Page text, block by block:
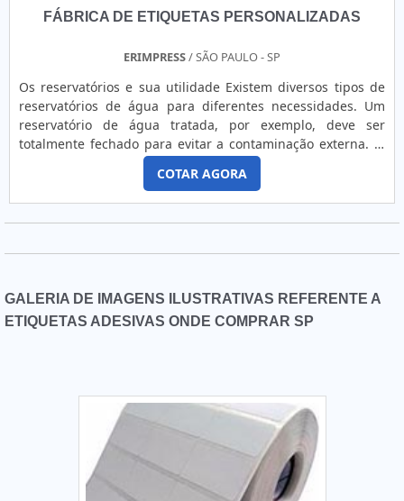
FÁBRICA DE ETIQUETAS PERSONALIZADAS
ERIMPRESS/ SÃO PAULO - SP
Os reservatórios e sua utilidade Existem diversos tipos de
reservatórios de água para diferentes necessidades. Um
reservatório de água tratada, por exemplo, deve ser
totalmente fechado para evitar a contaminação externa. Já
um reservatório para água de incêndio ou irrigação pode
ser um estanque porém não necessita de cobertura.
Vantagens do reservatório - Melhor qualidade na
armazenagem; - Bom custo x benefício; - Preço acessível; -
COTAR AGORA
GALERIA DE IMAGENS ILUSTRATIVAS REFERENTE A
ETIQUETAS ADESIVAS ONDE COMPRAR SP